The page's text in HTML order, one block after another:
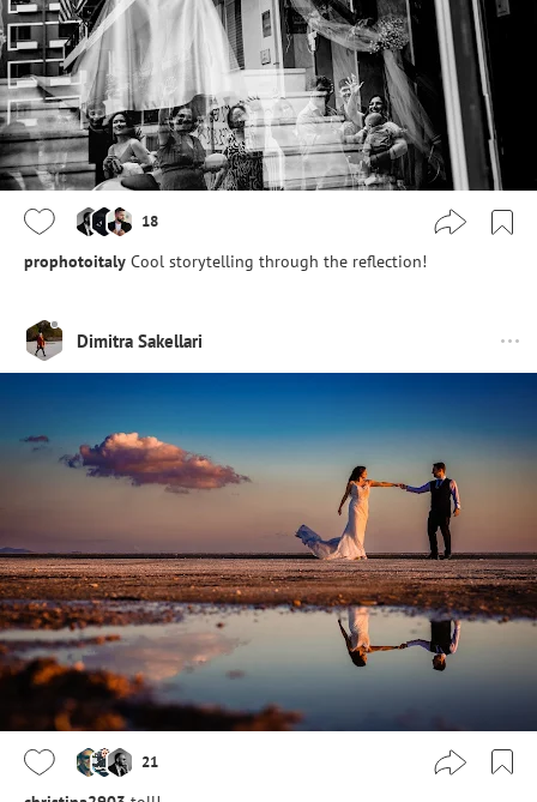
18
prophotoitaly Cool storytelling through the reflection!
Dimitra Sakellari
21